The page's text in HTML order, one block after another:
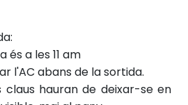
és a les 11 am
l'AC abans de la sortida.
claus hauran de deixar-se en